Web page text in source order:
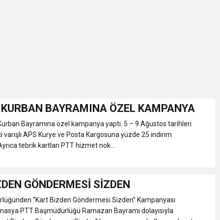
“Amasya’nın Gururları: Dereceye Giren Öğrenciler İçin Anlamlı
Festivali
KURBAN BAYRAMINA ÖZEL KAMPANYA
Bayramına özel kampanya yaptı. 5 – 9 Ağustos tarihleri
varışlı APS Kurye ve Posta Kargosuna yüzde 25 indirim
tebrik kartları PTT hizmet nok...
GÖNDERMESİ SİZDEN
“Kart Bizden Göndermesi Sizden” Kampanyası
PTT Başmüdürlüğü Ramazan Bayramı dolayısıyla